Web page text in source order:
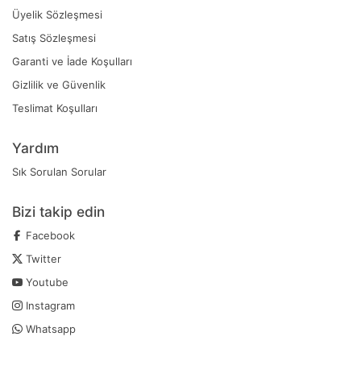
Üyelik Sözleşmesi
Satış Sözleşmesi
Garanti ve İade Koşulları
Gizlilik ve Güvenlik
Teslimat Koşulları
Yardım
Sık Sorulan Sorular
Bizi takip edin
Facebook
Twitter
Youtube
Instagram
Whatsapp